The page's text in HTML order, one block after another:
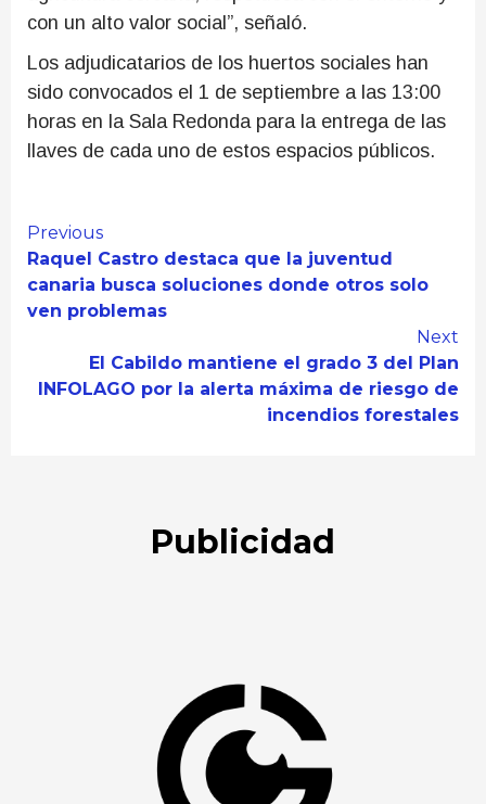
con un alto valor social”, señaló.
Los adjudicatarios de los huertos sociales han
sido convocados el 1 de septiembre a las 13:00
horas en la Sala Redonda para la entrega de las
llaves de cada uno de estos espacios públicos.
Continue
Reading
Previous
Raquel Castro destaca que la juventud
canaria busca soluciones donde otros solo
ven problemas
Next
El Cabildo mantiene el grado 3 del Plan
INFOLAGO por la alerta máxima de riesgo de
incendios forestales
Publicidad